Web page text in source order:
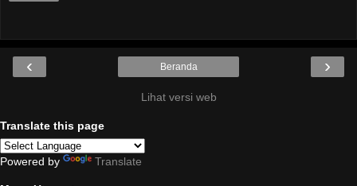
‹ ›
Beranda
Lihat versi web
Translate this page
Powered by Translate